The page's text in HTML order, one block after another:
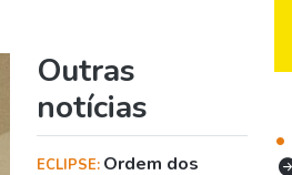
Outras
notícias
ECLIPSE: Ordem dos
•